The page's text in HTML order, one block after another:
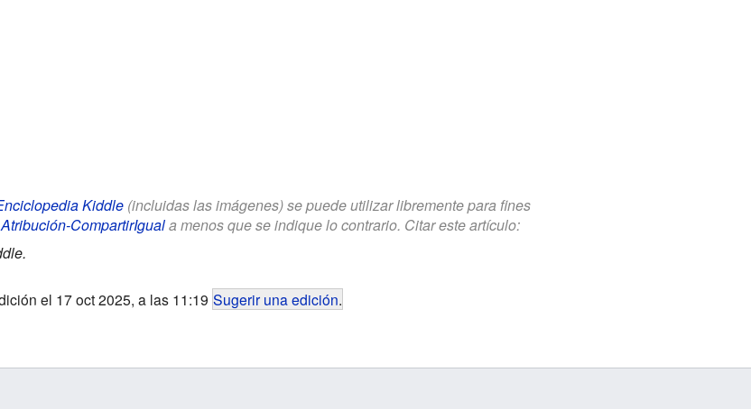
Kiddle(incluidas las imágenes) se puede utilizar libremente para fines
Atribución-CompartirIguala menos que se indique lo contrario. Citar este artículo:
el 17 oct 2025, a las 11:19 Sugerir una edición.